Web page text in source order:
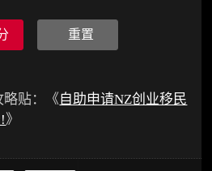
贴：《自助申请NZ创业移民
》